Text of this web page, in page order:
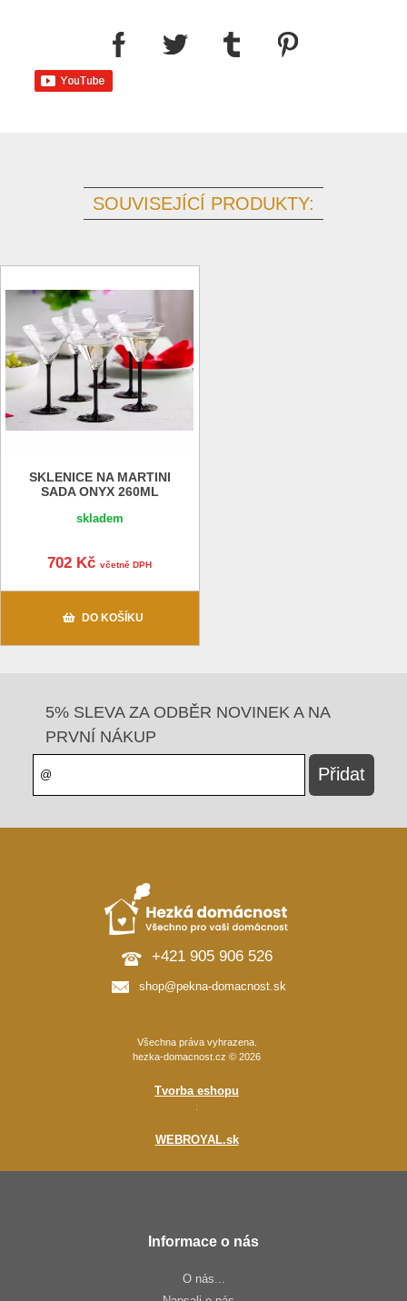
SOUVISEJÍCÍ PRODUKTY:
SKLENICE NA MARTINI
SADA ONYX 260ML
skladem
702 Kčvčetně DPH
DO KOŠÍKU
5% SLEVA ZA ODBĚR NOVINEK A NA
PRVNÍ NÁKUP
+421 905 906 526
shop@pekna-domacnost.sk
Všechna práva vyhrazena.
hezka-domacnost.cz © 2026
Tvorba eshopu
:
WEBROYAL.sk
Informace o nás
O nás...